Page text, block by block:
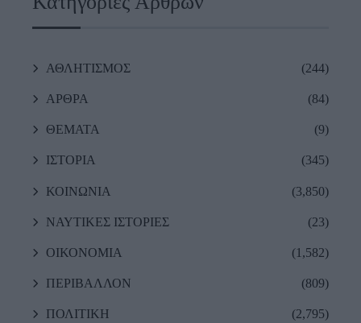
ΑΘΛΗΤΙΣΜΟΣ (244)
ΑΡΘΡΑ (84)
ΘΕΜΑΤΑ (9)
ΙΣΤΟΡΙΑ (345)
ΚΟΙΝΩΝΙΑ (3,850)
ΝΑΥΤΙΚΕΣ ΙΣΤΟΡΙΕΣ (23)
ΟΙΚΟΝΟΜΙΑ (1,582)
ΠΕΡΙΒΑΛΛΟΝ (809)
ΠΟΛΙΤΙΚΗ (2,795)